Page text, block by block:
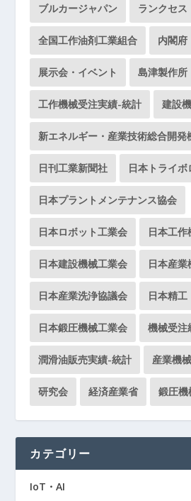
ブルカージャパン ランクセス
全国工作油剤工業組合 内閣府
展示会・イベント 島津製作所
工作機械受注実績-統計 建設
新エネルギー・産業技術総合開発
日刊工業新聞社 日本トライ
日本プラントメンテナンス協会
日本ロボット工業会 日本工
日本建設機械工業会 日本産
日本産業洗浄協議会 日本精工
日本鍛圧機械工業会 機械受注
潤滑油販売実績-統計 産業機
研究会 経済産業省 鍛圧
カテゴリー
IoT・AI